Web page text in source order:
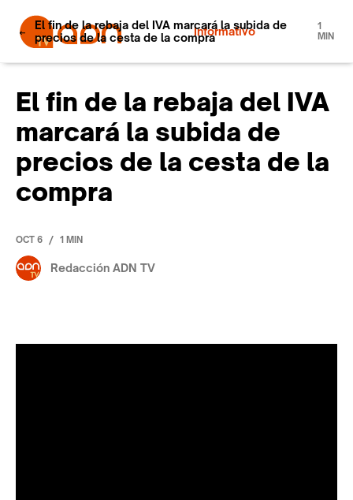
Informativo
El fin de la rebaja del IVA marcará la subida de
precios de la cesta de la compra
1
MIN
El fin de la rebaja del IVA
marcará la subida de
precios de la cesta de la
compra
OCT 6 / 1 MIN
Redacción ADN TV